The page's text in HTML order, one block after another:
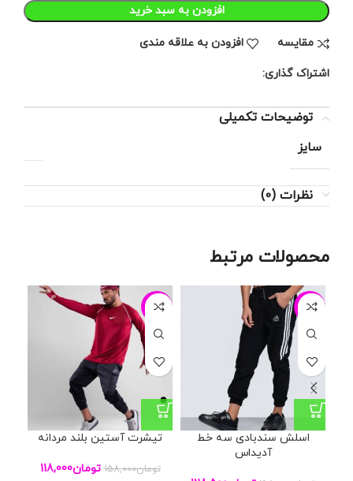
افزودن به سبد خرید
مقايسه افزودن به علاقه مندی
اشتراک گذاری:
توضیحات تکمیلی
سایز
نظرات (0)
محصولات مرتبط
-24%
اسلش سندبادی سه خط
آدیداس
-25%
تیشرت آستین بلند مردانه
تومان158,000 تومان118,000